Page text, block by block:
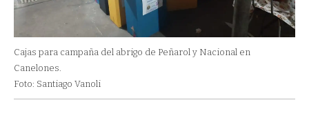
Cajas para campaña del abrigo de Peñarol y Nacional en
Canelones.
Foto: Santiago Vanoli